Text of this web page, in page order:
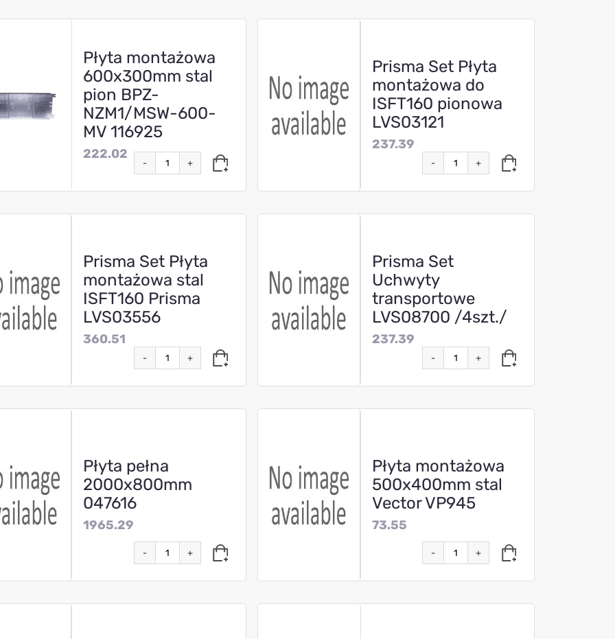
Płyta montażowa
600x300mm stal
pion BPZ-
NZM1/MSW-600-
MV 116925
222.02
- +
Prisma Set Płyta
montażowa do
ISFT160 pionowa
LVS03121
237.39
- +
Prisma Set Płyta
montażowa stal
ISFT160 Prisma
LVS03556
360.51
- +
Prisma Set
Uchwyty
transportowe
LVS08700 /4szt./
237.39
- +
Płyta pełna
2000x800mm
047616
1965.29
- +
Płyta montażowa
500x400mm stal
Vector VP945
73.55
- +